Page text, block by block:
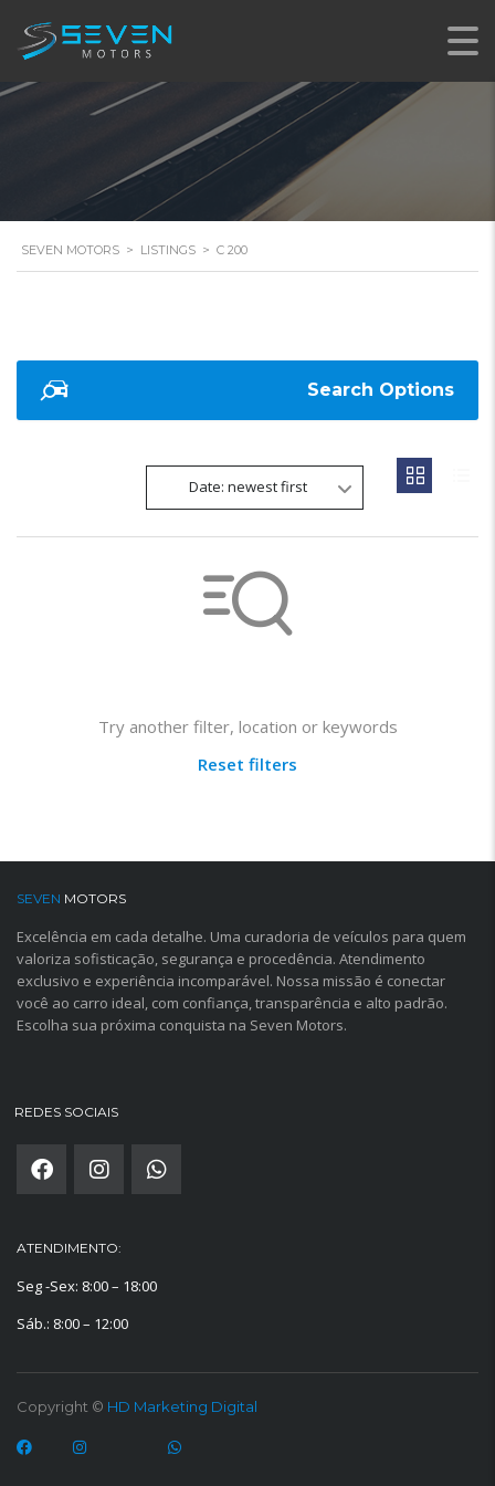
SEVEN MOTORS > LISTINGS > C 200
Search Options
Date: newest first
Try another filter, location or keywords
Reset filters
SEVEN MOTORS
Excelência em cada detalhe. Uma curadoria de veículos para quem
valoriza sofisticação, segurança e procedência. Atendimento
exclusivo e experiência incomparável. Nossa missão é conectar
você ao carro ideal, com confiança, transparência e alto padrão.
Escolha sua próxima conquista na Seven Motors.
REDES SOCIAIS
ATENDIMENTO:
Seg -Sex: 8:00 – 18:00
Sáb.: 8:00 – 12:00
Copyright © HD Marketing Digital